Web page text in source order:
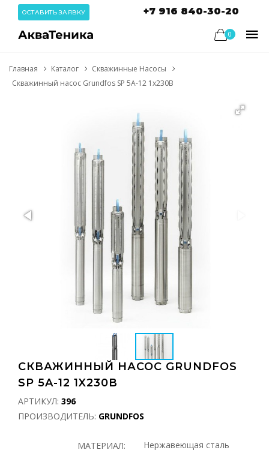
ОСТАВИТЬ ЗАЯВКУ +7 916 840-30-20
0
Главная Каталог
Скважинные Насосы
Скважинный насос Grundfos SP 5A-12 1x230В
СКВАЖИННЫЙ НАСОС GRUNDFOS
SP 5A-12 1X230В
АРТИКУЛ: 396
ПРОИЗВОДИТЕЛЬ: GRUNDFOS
МАТЕРИАЛ: Нержавеющая сталь